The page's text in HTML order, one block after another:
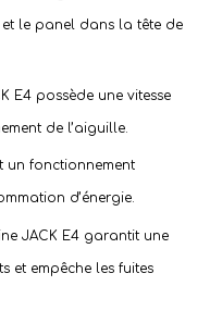
le panel dans la tête de
E4 possède une vitesse
de l’aiguille.
un fonctionnement
d’énergie.
JACK E4 garantit une
et empêche les fuites